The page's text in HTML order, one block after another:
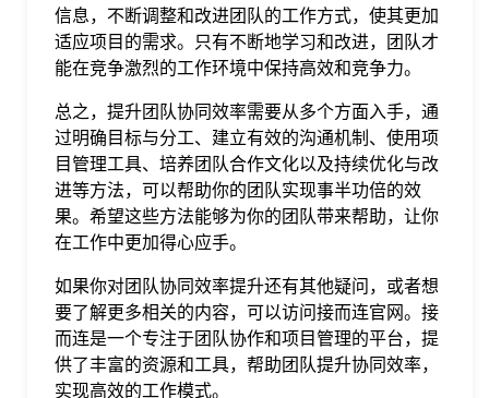
信息，不断调整和改进团队的工作方式，使其更加
适应项目的需求。只有不断地学习和改进，团队才
能在竞争激烈的工作环境中保持高效和竞争力。
总之，提升团队协同效率需要从多个方面入手，通
过明确目标与分工、建立有效的沟通机制、使用项
目管理工具、培养团队合作文化以及持续优化与改
进等方法，可以帮助你的团队实现事半功倍的效
果。希望这些方法能够为你的团队带来帮助，让你
在工作中更加得心应手。
如果你对团队协同效率提升还有其他疑问，或者想
要了解更多相关的内容，可以访问接而连官网。接
而连是一个专注于团队协作和项目管理的平台，提
供了丰富的资源和工具，帮助团队提升协同效率，
实现高效的工作模式。